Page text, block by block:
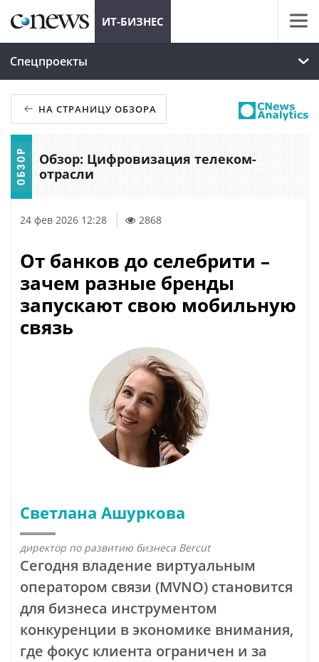
ИТ-БИЗНЕС
Спецпроекты
НА СТРАНИЦУ ОБЗОРА
Обзор: Цифровизация телеком-
отрасли
24 фев 2026 12:28 2868
От банков до селебрити –
зачем разные бренды
запускают свою мобильную
связь
Светлана Ашуркова
директор по развитию бизнеса Bercut
Сегодня владение виртуальным
оператором связи (MVNO) становится
для бизнеса инструментом
конкуренции в экономике внимания,
где фокус клиента ограничен и за